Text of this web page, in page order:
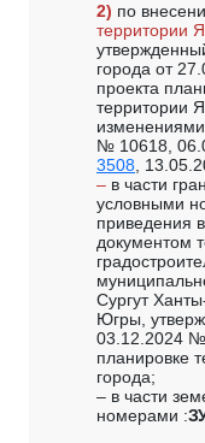
2) по
территории
города от
проекта
территории
№ 10618,
3508,
– в части
условными
приведения
документом
Сургут
Югры,
03.12.2024 №
планировке
города;
– в части
номерами :